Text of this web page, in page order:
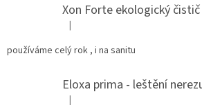
Hodnocení produktu je 5 z 5
|
používáme celý rok , i na sanitu
Eloxa prima - leštění
Hodnocení produktu je 5 z 5
|